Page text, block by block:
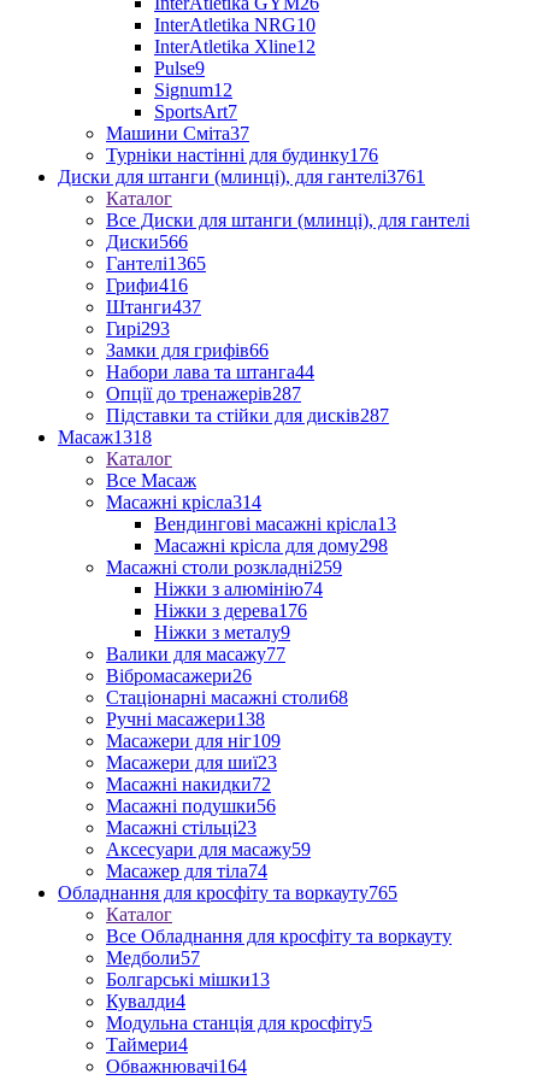
InterAtletika NRG10
InterAtletika Xline12
Pulse9
Signum12
SportsArt7
Машини Сміта37
Турніки настінні для будинку176
Диски для штанги (млинці), для гантелі3761
Каталог
Все Диски для штанги (млинці), для гантелі
Диски566
Гантелі1365
Грифи416
Штанги437
Гирі293
Замки для грифів66
Набори лава та штанга44
Опції до тренажерів287
Підставки та стійки для дисків287
Масаж1318
Каталог
Все Масаж
Масажні крісла314
Вендингові масажні крісла13
Масажні крісла для дому298
Масажні столи розкладні259
Ніжки з алюмінію74
Ніжки з дерева176
Ніжки з металу9
Валики для масажу77
Вібромасажери26
Стаціонарні масажні столи68
Ручні масажери138
Масажери для ніг109
Масажери для шиї23
Масажні накидки72
Масажні подушки56
Масажні стільці23
Аксесуари для масажу59
Масажер для тіла74
Обладнання для кросфіту та воркауту765
Каталог
Все Обладнання для кросфіту та воркауту
Медболи57
Болгарські мішки13
Кувалди4
Модульна станція для кросфіту5
Таймери4
Обважнювачі164